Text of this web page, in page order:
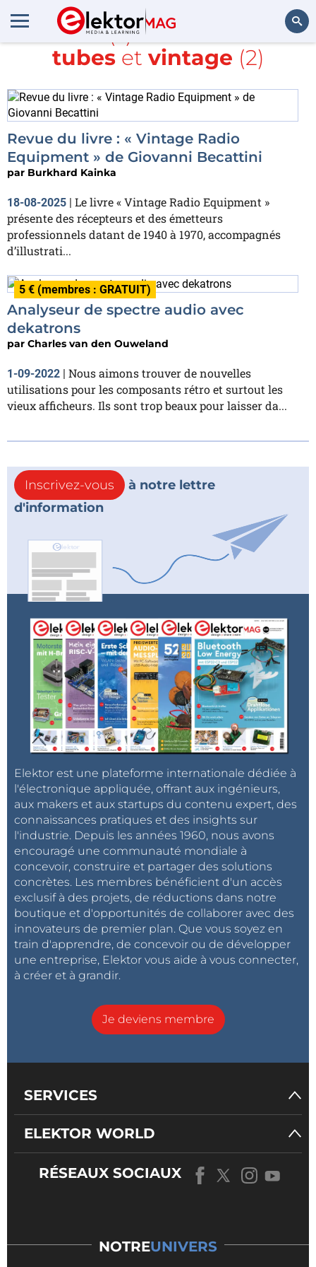
Rechercher
Article(s) avec la balise
tubeset vintage (2)
Revue du livre : « Vintage Radio
Equipment » de Giovanni Becattini
par Burkhard Kainka
18-08-2025 | Le livre « Vintage Radio Equipment »
présente des récepteurs et des émetteurs
professionnels datant de 1940 à 1970, accompagnés
d’illustrati...
5 € (membres : GRATUIT)
Analyseur de spectre audio avec
dekatrons
par Charles van den Ouweland
1-09-2022 | Nous aimons trouver de nouvelles
utilisations pour les composants rétro et surtout les
vieux afficheurs. Ils sont trop beaux pour laisser da...
Inscrivez-vous
à notre lettre
d'information
Elektor est une plateforme internationale dédiée à
l'électronique appliquée, offrant aux ingénieurs,
aux makers et aux startups du contenu expert, des
connaissances pratiques et des insights sur
l'industrie. Depuis les années 1960, nous avons
encouragé une communauté mondiale à
concevoir, construire et partager des solutions
concrètes. Les membres bénéficient d'un accès
exclusif à des projets, de réductions dans notre
boutique et d'opportunités de collaborer avec des
innovateurs de premier plan. Que vous soyez en
train d'apprendre, de concevoir ou de développer
une entreprise, Elektor vous aide à vous connecter,
à créer et à grandir.
Je deviens membre
SERVICES
ELEKTOR WORLD
RÉSEAUX SOCIAUX
NOTREUNIVERS